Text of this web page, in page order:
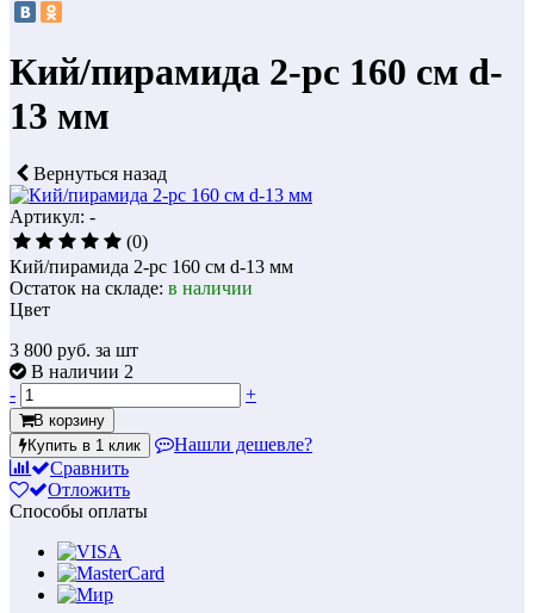
Кий/пирамида 2-pc 160 см d-
13 мм
Вернуться назад
Артикул: -
(0)
Кий/пирамида 2-pc 160 см d-13 мм
Остаток на складе: в наличии
Цвет
3 800 руб. за шт
В наличии 2
-
+
В корзину
Купить в 1 клик
Нашли дешевле?
Сравнить
Отложить
Способы оплаты